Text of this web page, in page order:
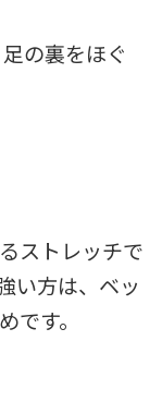
の裏をほぐ
ストレッチで
い方は、ベッ
です。